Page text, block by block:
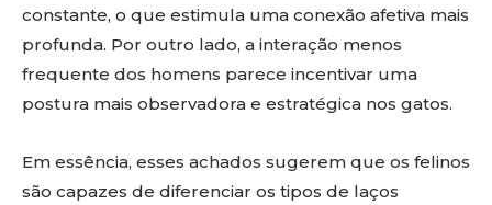
constante, o que estimula uma conexão afetiva mais
profunda. Por outro lado, a interação menos
frequente dos homens parece incentivar uma
postura mais observadora e estratégica nos gatos.
Em essência, esses achados sugerem que os felinos
são capazes de diferenciar os tipos de laços